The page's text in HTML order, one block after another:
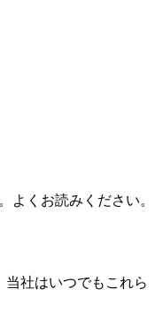
よくお読みください。
社はいつでもこれら